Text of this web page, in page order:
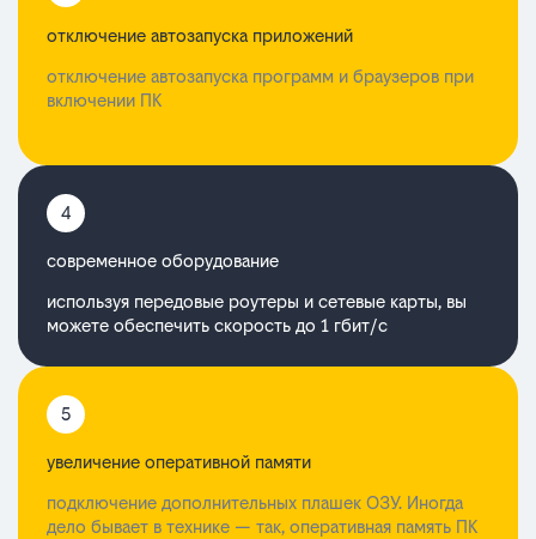
отключение автозапуска приложений
отключение автозапуска программ и браузеров при
включении ПК
4
cовременное оборудование
используя передовые роутеры и сетевые карты, вы
можете обеспечить скорость до 1 гбит/с
5
увеличение оперативной памяти
подключение дополнительных плашек ОЗУ. Иногда
дело бывает в технике — так, оперативная память ПК